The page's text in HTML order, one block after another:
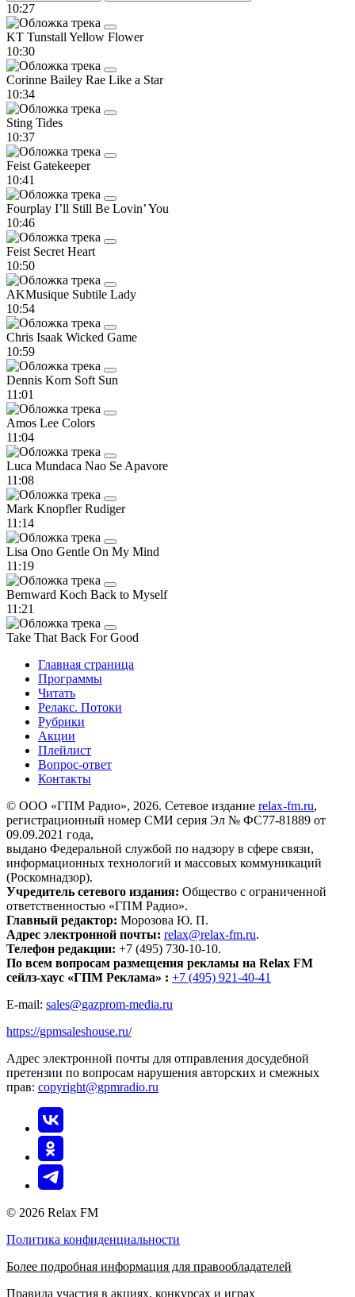
10:27
KT Tunstall Yellow Flower
10:30
Corinne Bailey Rae Like a Star
10:34
Sting Tides
10:37
Feist Gatekeeper
10:41
Fourplay I’ll Still Be Lovin’ You
10:46
Feist Secret Heart
10:50
AKMusique Subtile Lady
10:54
Chris Isaak Wicked Game
10:59
Dennis Korn Soft Sun
11:01
Amos Lee Colors
11:04
Luca Mundaca Nao Se Apavore
11:08
Mark KnopflerRudiger
11:14
Lisa Ono Gentle On My Mind
11:19
Bernward Koch Back to Myself
11:21
Take That Back For Good
Главная страница
Программы
Читать
Релакс. Потоки
Рубрики
Акции
Плейлист
Вопрос-ответ
Контакты
© ООО «ГПМ Радио», 2026. Сетевое издание relax-fm.ru,
регистрационный номер СМИ серия Эл № ФС77-81889 от
09.09.2021 года,
выдано Федеральной службой по надзору в сфере связи,
информационных технологий и массовых коммуникаций
(Роскомнадзор).
Учредитель сетевого издания: Общество с ограниченной
ответственностью «ГПМ Радио».
Главный редактор: Морозова Ю. П.
Адрес электронной почты: relax@relax-fm.ru.
Телефон редакции: +7 (495) 730-10-10.
По всем вопросам размещения рекламы на Relax FM
сейлз-хаус «ГПМ Реклама» : +7 (495) 921-40-41
E-mail: sales@gazprom-media.ru
https://gpmsaleshouse.ru/
Адрес электронной почты для отправления досудебной
претензии по вопросам нарушения авторских и смежных
прав: copyright@gpmradio.ru
© 2026 Relax FM
Политика конфиденциальности
Более подробная информация для правообладателей
Правила участия в акциях, конкурсах и играх